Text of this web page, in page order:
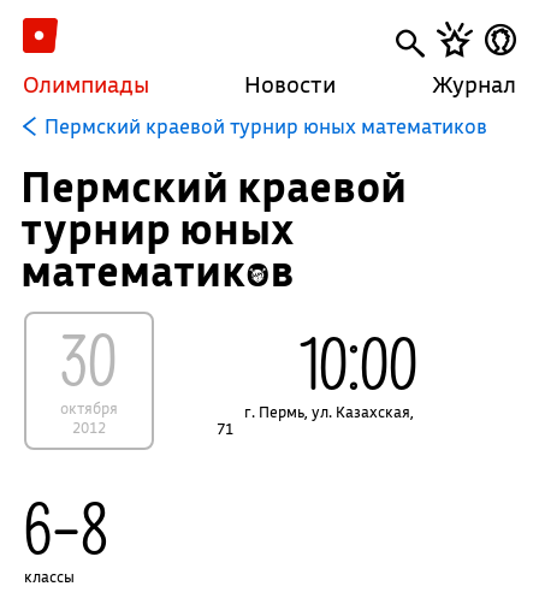
Олимпиады Новости Журнал
Пермский краевой турнир юных математиков
Пермский краевой
турнир юных
математиков
30
октября
2012
10:00
г. Пермь, ул. Казахская,
71
6–8
классы